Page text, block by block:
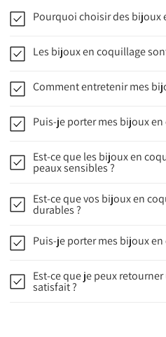
Pourquoi choisir des bijoux
Les bijoux en coquillage
Comment entretenir mes
Puis-je porter mes bijoux
Est-ce que les bijoux en
peaux sensibles ?
Est-ce que vos bijoux en
durables ?
Puis-je porter mes bijoux
Est-ce que je peux
satisfait ?